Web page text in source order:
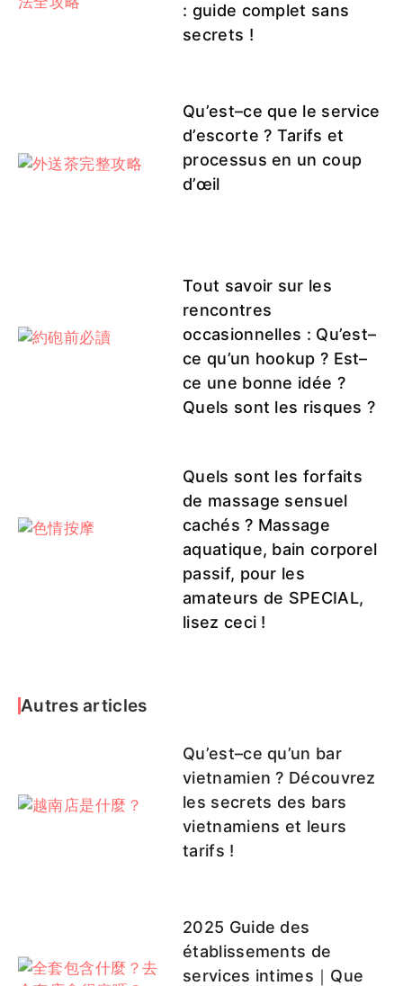
: guide complet sans
secrets !
Qu’est–ce que le service
d’escorte ? Tarifs et
processus en un coup
d’œil
Tout savoir sur les
rencontres
occasionnelles : Qu’est–
ce qu’un hookup ? Est–
ce une bonne idée ?
Quels sont les risques ?
Quels sont les forfaits
de massage sensuel
cachés ? Massage
aquatique, bain corporel
passif, pour les
amateurs de SPECIAL,
lisez ceci !
Autres articles
Qu’est–ce qu’un bar
vietnamien ? Découvrez
les secrets des bars
vietnamiens et leurs
tarifs !
2025 Guide des
établissements de
services intimes｜Que